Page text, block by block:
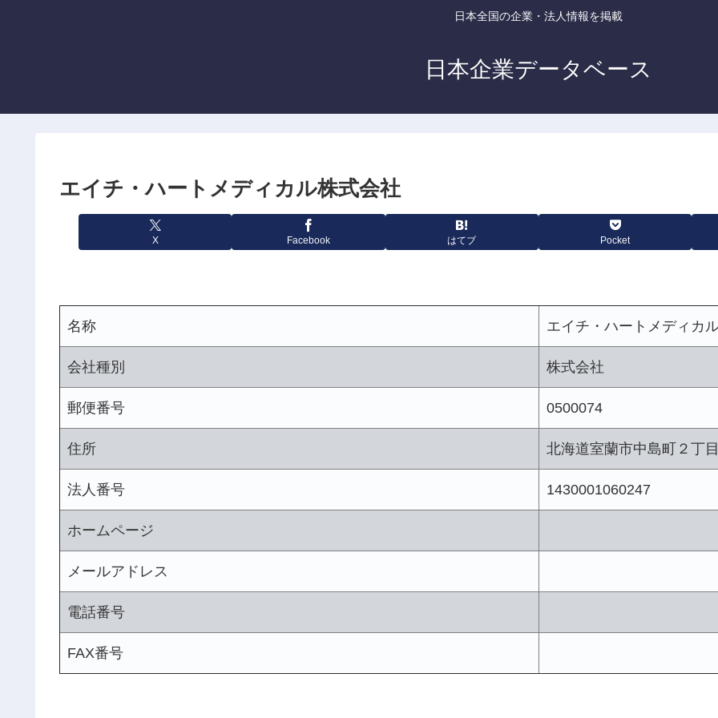
日本全国の企業・法人情報を掲載
日本企業データベース
エイチ・ハートメディカル株式会社
X Facebook はてブ Pocket
名称 エイチ・ハートメディカ
会社種別 株式会社
郵便番号 0500074
住所 北海道室蘭市中島町２丁
法人番号 1430001060247
ホームページ
メールアドレス
電話番号
FAX番号